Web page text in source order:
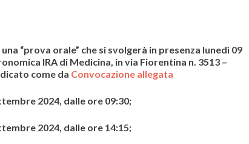
“prova orale” che si svolgerà in presenza lunedì 09
IRA di Medicina, in via Fiorentina n. 3513 –
come da Convocazione allegata
2024, dalle ore 09:30;
2024, dalle ore 14:15;